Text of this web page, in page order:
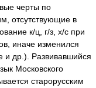
черты по
отсутствующие в
к/ц, г/з, х/с при
иначе изменился
и др.). Развивавшийся
Московского
старорусским